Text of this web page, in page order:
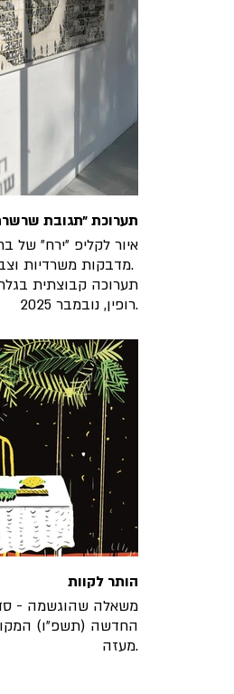
תערוכת ״תגובת
איור לקליפ ״ירח״ של
מדבקות משרדיות וצבעי דיו ואקריליק.
תערוכה קבוצתית
רופין, נובמבר 2025.
הותר לקוות
משאלה שהוגשמה -
החדשה (תשפ״ו)
מעזה.